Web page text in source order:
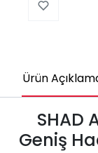
Ürün
SHAD
Geniş